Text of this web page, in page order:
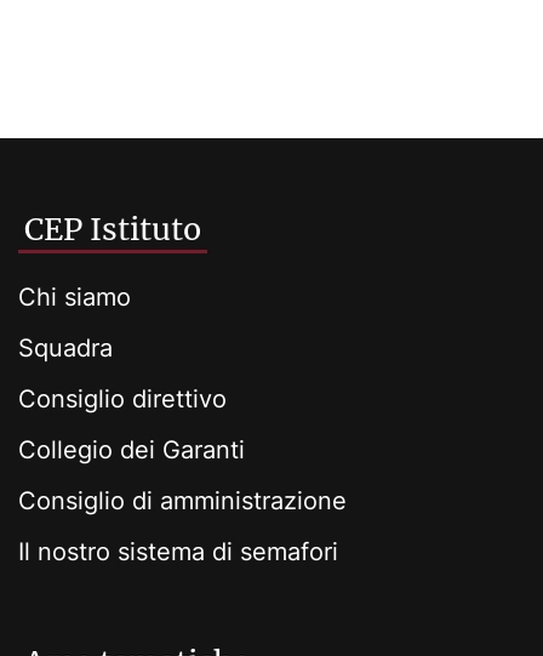
CEP Istituto
Chi siamo
Squadra
Consiglio direttivo
Collegio dei Garanti
Consiglio di amministrazione
Il nostro sistema di semafori